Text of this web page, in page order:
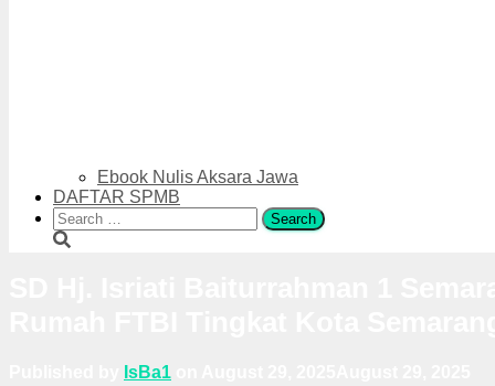
Ebook Nulis Aksara Jawa
DAFTAR SPMB
Search
for:
IsBa1